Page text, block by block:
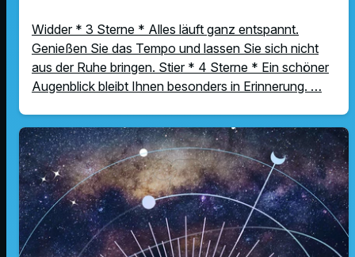
Widder * 3 Sterne * Alles läuft ganz entspannt.
Genießen Sie das Tempo und lassen Sie sich nicht
aus der Ruhe bringen. Stier * 4 Sterne * Ein schöner
Augenblick bleibt Ihnen besonders in Erinnerung. …